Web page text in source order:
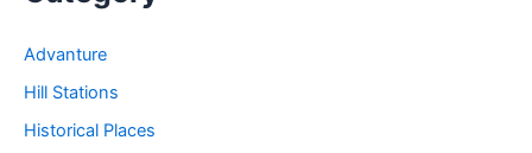
Advanture
Hill Stations
Historical Places